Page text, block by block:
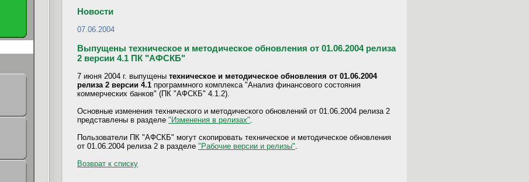
Новости
07.06.2004
Выпущены техническое и методическое обновления от 01.06.2004 релиза
2 версии 4.1 ПК "АФСКБ"
7 июня 2004 г. выпущены техническое и методическое обновления от 01.06.2004
релиза 2 версии 4.1 программного комплекса "Анализ финансового состояния
коммерческих банков" (ПК "АФСКБ" 4.1.2).
Основные изменения технического и методического обновлений от 01.06.2004 релиза 2
представлены в разделе "Изменения в релизах"
Пользователи ПК "АФСКБ" могут скопировать техническое и методическое обновления
от 01.06.2004 релиза 2 в разделе "Рабочие версии и релизы"
Возврат к списку